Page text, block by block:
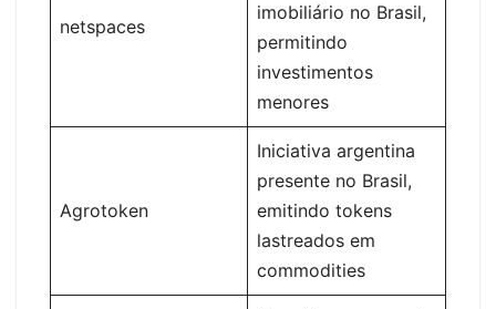
netspaces
imobiliário no Brasil,
permitindo
investimentos
menores
Agrotoken
Iniciativa argentina
presente no Brasil,
emitindo tokens
lastreados em
commodities